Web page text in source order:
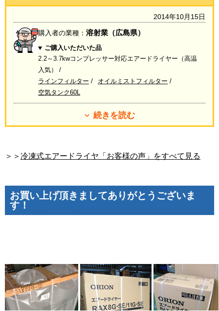
2014年10月15日
購入者の業種： 溶射業（広島県）
ご購入いただいた品
2.2～3.7kwコンプレッサー対応エアードライヤー（高温
入気）
ラインフィルター
オイルミストフィルター
空気タンク60L
続きを読む
＞＞ 冷凍式エアードライヤ「お客様の声」をすべて見る
お買い上げ頂きましてありがとうございま
す！